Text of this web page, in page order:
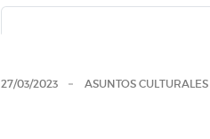
27/03/2023 ASUNTOS